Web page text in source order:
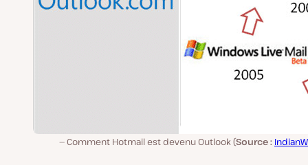
Comment Hotmail est devenu Outlook (Source :